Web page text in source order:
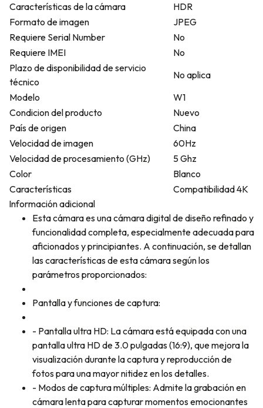
Características de la cámara
HDR
Formato de imagen
JPEG
Requiere Serial Number
No
Requiere IMEI
No
Plazo de disponibilidad de servicio
técnico
No aplica
Modelo
W1
Condicion del producto
Nuevo
País de origen
China
Velocidad de imagen
60Hz
Velocidad de procesamiento (GHz)
5 Ghz
Color
Blanco
Características
Compatibilidad 4K
Información adicional
Esta cámara es una cámara digital de diseño refinado y
funcionalidad completa, especialmente adecuada para
aficionados y principiantes. A continuación, se detallan
las características de esta cámara según los
parámetros proporcionados:
Pantalla y funciones de captura:
- Pantalla ultra HD: La cámara está equipada con una
pantalla ultra HD de 3.0 pulgadas (16:9), que mejora la
visualización durante la captura y reproducción de
fotos para una mayor nitidez en los detalles.
- Modos de captura múltiples: Admite la grabación en
cámara lenta para capturar momentos emocionantes